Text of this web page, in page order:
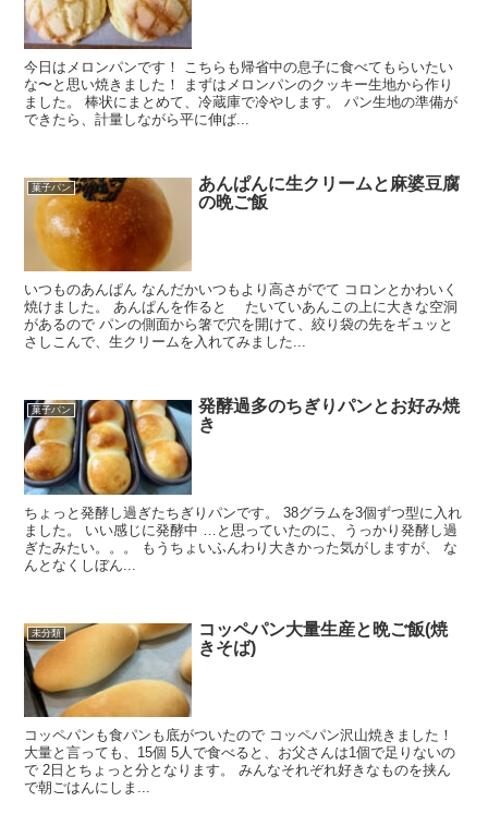
今日はメロンパンです！ こちらも帰省中の息子に食べてもらいたい
な〜と思い焼きました！ まずはメロンパンのクッキー生地から作り
ました。 棒状にまとめて、冷蔵庫で冷やします。 パン生地の準備が
できたら、計量しながら平に伸ば...
菓子パン
あんぱんに生クリームと麻婆豆腐
の晩ご飯
いつものあんぱん なんだかいつもより高さがでて コロンとかわいく
焼けました。 あんぱんを作ると たいていあんこの上に大きな空洞
があるので パンの側面から箸で穴を開けて、絞り袋の先をギュッと
さしこんで、生クリームを入れてみました...
菓子パン
発酵過多のちぎりパンとお好み焼
き
ちょっと発酵し過ぎたちぎりパンです。 38グラムを3個ずつ型に入れ
ました。 いい感じに発酵中 …と思っていたのに、うっかり発酵し過
ぎたみたい。。。 もうちょいふんわり大きかった気がしますが、 な
んとなくしぼん...
未分類
コッペパン大量生産と晩ご飯(焼
きそば)
コッペパンも食パンも底がついたので コッペパン沢山焼きました！
大量と言っても、15個 5人で食べると、お父さんは1個で足りないの
で 2日とちょっと分となります。 みんなそれぞれ好きなものを挟ん
で朝ごはんにしま...